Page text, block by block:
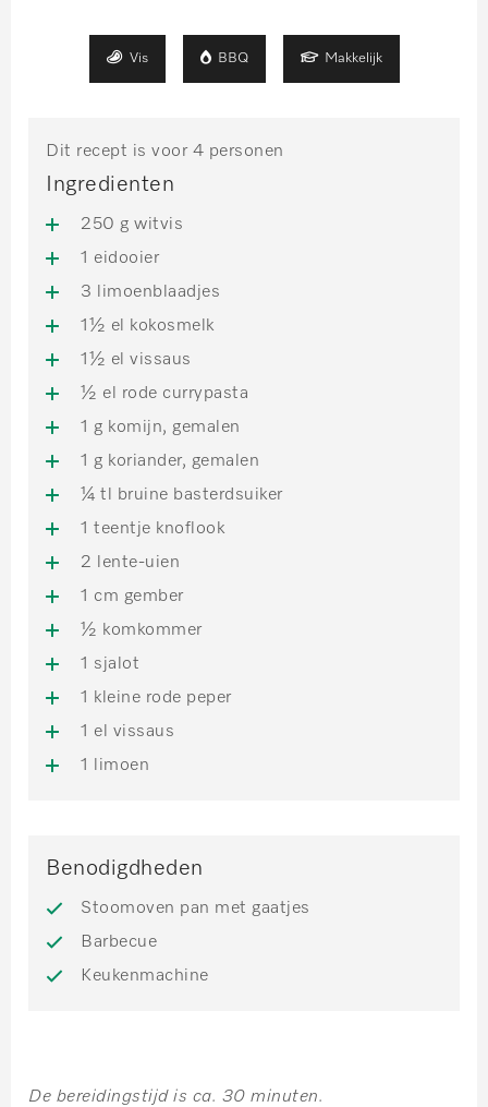
Vis BBQ Makkelijk
Dit recept is voor 4 personen
Ingredienten
250 g witvis
1 eidooier
3 limoenblaadjes
1½ el kokosmelk
1½ el vissaus
½ el rode currypasta
1 g komijn, gemalen
1 g koriander, gemalen
¼ tl bruine basterdsuiker
1 teentje knoflook
2 lente-uien
1 cm gember
½ komkommer
1 sjalot
1 kleine rode peper
1 el vissaus
1 limoen
Benodigdheden
Stoomoven pan met gaatjes
Barbecue
Keukenmachine
De bereidingstijd is ca. 30 minuten.